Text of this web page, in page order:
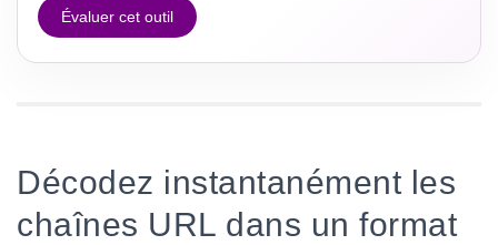
Évaluer cet outil
Décodez instantanément les
chaînes URL dans un format